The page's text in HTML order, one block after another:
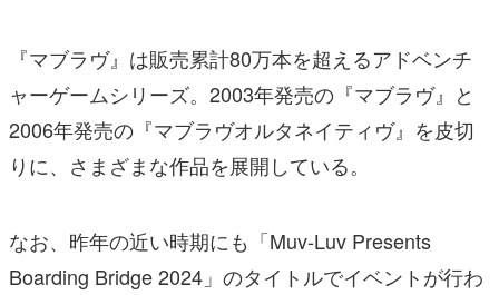
『マブラヴ』は販売累計80万本を超えるアドベンチ
ャーゲームシリーズ。2003年発売の『マブラヴ』と
2006年発売の『マブラヴオルタネイティヴ』を皮切
りに、さまざまな作品を展開している。
なお、昨年の近い時期にも「Muv-Luv Presents
Boarding Bridge 2024」のタイトルでイベントが行わ